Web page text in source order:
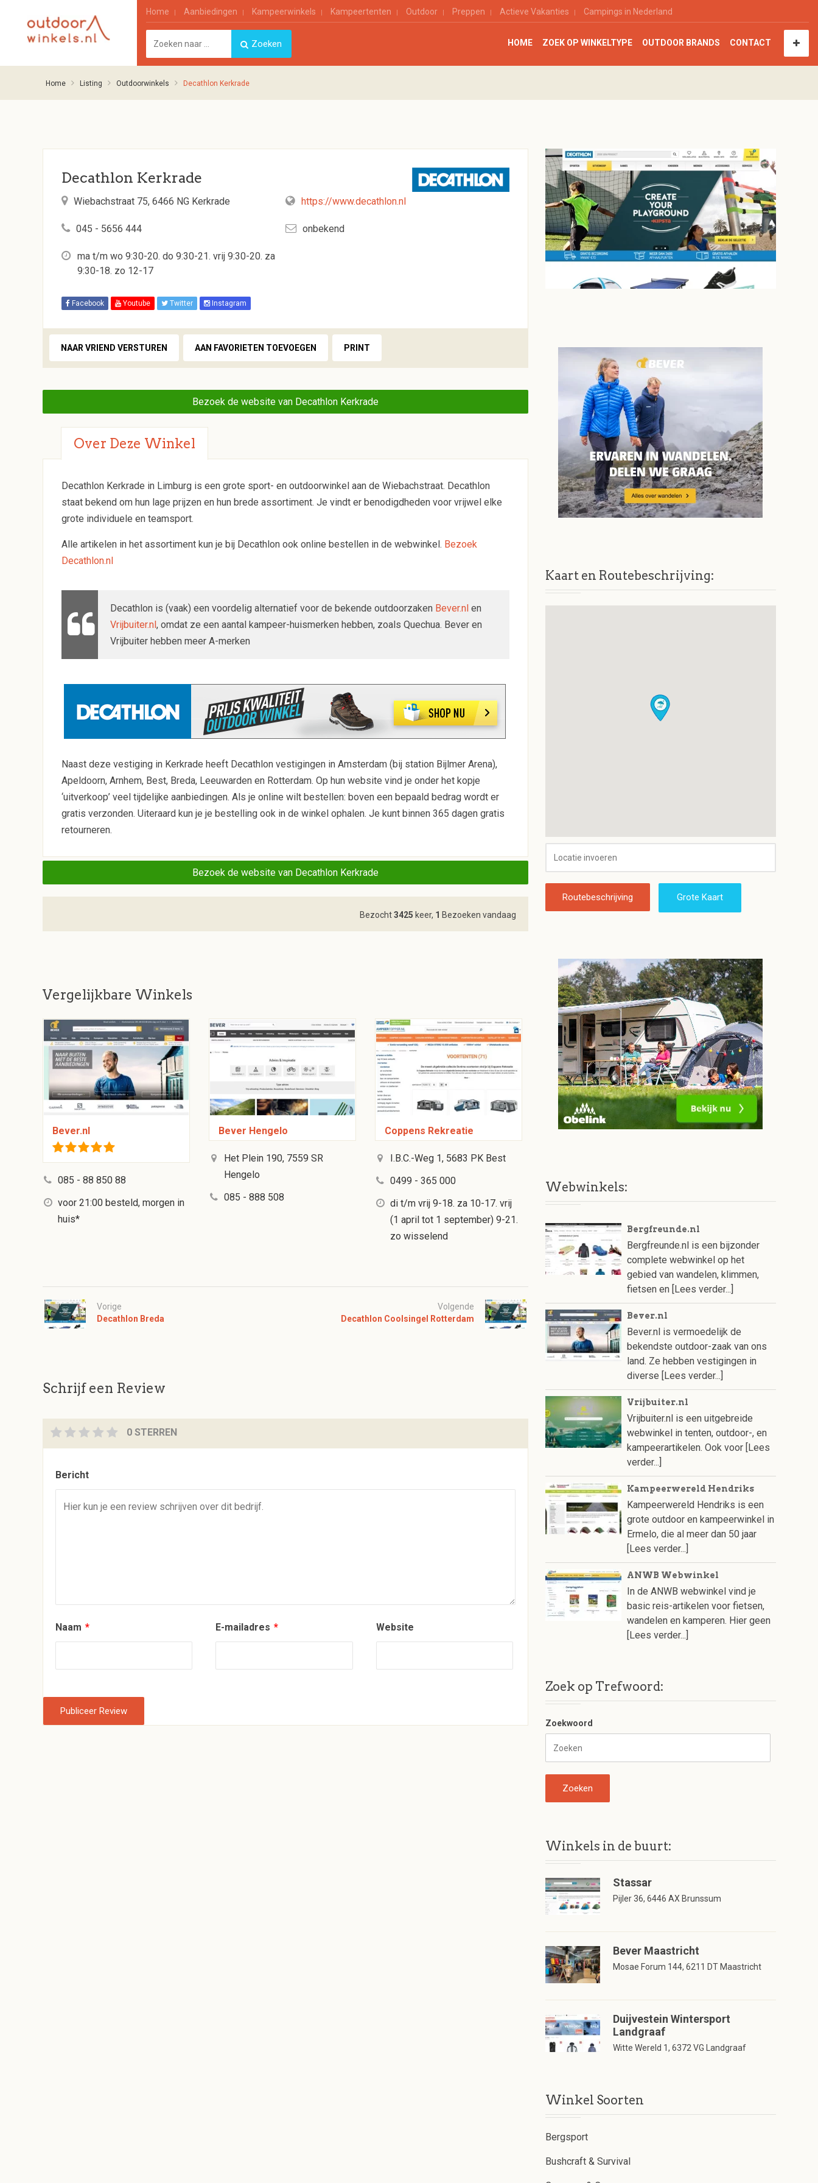
Home Aanbiedingen Kampeerwinkels Kampeertenten Outdoor Preppen Actieve Vakanties Campings in Nederland
HOME ZOEK OP WINKELTYPE OUTDOOR BRANDS CONTACT
Home Listing Outdoorwinkels Decathlon Kerkrade
Decathlon Kerkrade
Wiebachstraat 75, 6466 NG Kerkrade https://www.decathlon.nl
045 - 5656 444 onbekend
ma t/m wo 9:30-20. do 9:30-21. vrij 9:30-20. za
9:30-18. zo 12-17
Facebook Youtube Twitter Instagram
NAAR VRIEND VERSTUREN AAN FAVORIETEN TOEVOEGEN PRINT
Bezoek de website van Decathlon Kerkrade
Over Deze Winkel
Decathlon Kerkrade in Limburg is een grote sport- en outdoorwinkel aan de Wiebachstraat. Decathlon
staat bekend om hun lage prijzen en hun brede assortiment. Je vindt er benodigdheden voor vrijwel elke
grote individuele en teamsport.
Alle artikelen in het assortiment kun je bij Decathlon ook online bestellen in de webwinkel. Bezoek
Decathlon.nl
Decathlon is (vaak) een voordelig alternatief voor de bekende outdoorzaken Bever.nl en
Vrijbuiter.nl, omdat ze een aantal kampeer-huismerken hebben, zoals Quechua. Bever en
Vrijbuiter hebben meer A-merken
Naast deze vestiging in Kerkrade heeft Decathlon vestigingen in Amsterdam (bij station Bijlmer Arena),
Apeldoorn, Arnhem, Best, Breda, Leeuwarden en Rotterdam. Op hun website vind je onder het kopje
‘uitverkoop’ veel tijdelijke aanbiedingen. Als je online wilt bestellen: boven een bepaald bedrag wordt er
gratis verzonden. Uiteraard kun je je bestelling ook in de winkel ophalen. Je kunt binnen 365 dagen gratis
retourneren.
Bezoek de website van Decathlon Kerkrade
Bezocht3425 keer, 1 Bezoeken vandaag
Vergelijkbare Winkels
Bever.nl
085 - 88 850 88
voor 21:00 besteld, morgen in
huis*
Bever Hengelo
Het Plein 190, 7559 SR
Hengelo
085 - 888 508
Coppens Rekreatie
I.B.C.-Weg 1, 5683 PK Best
0499 - 365 000
di t/m vrij 9-18. za 10-17. vrij
(1 april tot 1 september) 9-21.
zo wisselend
Vorige
Decathlon Breda
Volgende
Decathlon Coolsingel Rotterdam
Schrijf een Review
0 STERREN
Bericht
Naam * E-mailadres * Website
Kaart en Routebeschrijving:
Routebeschrijving Grote Kaart
Webwinkels:
Bergfreunde.nl
Bergfreunde.nl is een bijzonder
complete webwinkel op het
gebied van wandelen, klimmen,
fietsen en [Lees verder...]
Bever.nl
Bever.nl is vermoedelijk de
bekendste outdoor-zaak van ons
land. Ze hebben vestigingen in
diverse [Lees verder...]
Vrijbuiter.nl
Vrijbuiter.nl is een uitgebreide
webwinkel in tenten, outdoor-, en
kampeerartikelen. Ook voor [Lees
verder...]
Kampeerwereld Hendriks
Kampeerwereld Hendriks is een
grote outdoor en kampeerwinkel in
Ermelo, die al meer dan 50 jaar
[Lees verder...]
ANWB Webwinkel
In de ANWB webwinkel vind je
basic reis-artikelen voor fietsen,
wandelen en kamperen. Hier geen
[Lees verder...]
Zoek op Trefwoord:
Zoekwoord
Winkels in de buurt:
Stassar
Pijler 36, 6446 AX Brunssum
Bever Maastricht
Mosae Forum 144, 6211 DT Maastricht
Duijvestein Wintersport
Landgraaf
Witte Wereld 1, 6372 VG Landgraaf
Winkel Soorten
Bergsport
Bushcraft & Survival